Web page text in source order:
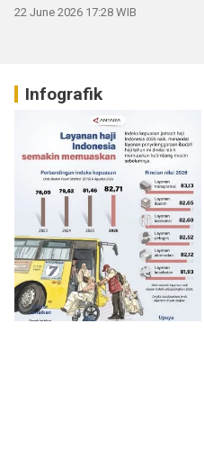
22 June 2026 17:28 WIB
Infografik